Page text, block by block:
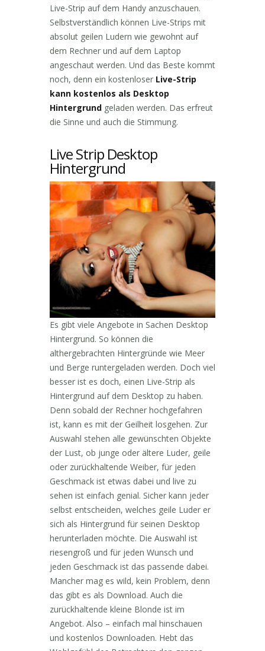
Live-Strip auf dem Handy anzuschauen.
Selbstverständlich können Live-Strips mit
absolut geilen Ludern wie gewohnt auf
dem Rechner und auf dem Laptop
angeschaut werden. Und das Beste kommt
noch, denn ein kostenloser Live-Strip
kann kostenlos als Desktop
Hintergrund geladen werden. Das erfreut
die Sinne und auch die Stimmung.
Live Strip Desktop
Hintergrund
Es gibt viele Angebote in Sachen Desktop
Hintergrund. So können die
althergebrachten Hintergründe wie Meer
und Berge runtergeladen werden. Doch viel
besser ist es doch, einen Live-Strip als
Hintergrund auf dem Desktop zu haben.
Denn sobald der Rechner hochgefahren
ist, kann es mit der Geilheit losgehen. Zur
Auswahl stehen alle gewünschten Objekte
der Lust, ob junge oder ältere Luder, geile
oder zurückhaltende Weiber, für jeden
Geschmack ist etwas dabei und live zu
sehen ist einfach genial. Sicher kann jeder
selbst entscheiden, welches geile Luder er
sich als Hintergrund für seinen Desktop
herunterladen möchte. Die Auswahl ist
riesengroß und für jeden Wunsch und
jeden Geschmack ist das passende dabei.
Mancher mag es wild, kein Problem, denn
das gibt es als Download. Auch die
zurückhaltende kleine Blonde ist im
Angebot. Also – einfach mal hinschauen
und kostenlos Downloaden. Hebt das